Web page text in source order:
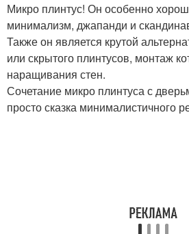
Микро плинтус! Он особенно
минимализм, джапанди и
Также он является крутой
или скрытого плинтусов, монтаж
наращивания стен.
Сочетание микро плинтуса с
просто сказка минималистичного